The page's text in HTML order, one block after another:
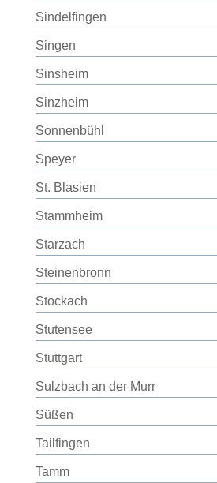
Sindelfingen
Singen
Sinsheim
Sinzheim
Sonnenbühl
Speyer
St. Blasien
Stammheim
Starzach
Steinenbronn
Stockach
Stutensee
Stuttgart
Sulzbach an der Murr
Süßen
Tailfingen
Tamm